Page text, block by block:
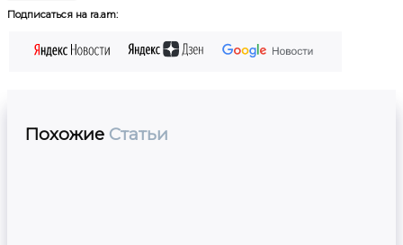
Подписаться на ra.am:
Похожие Статьи